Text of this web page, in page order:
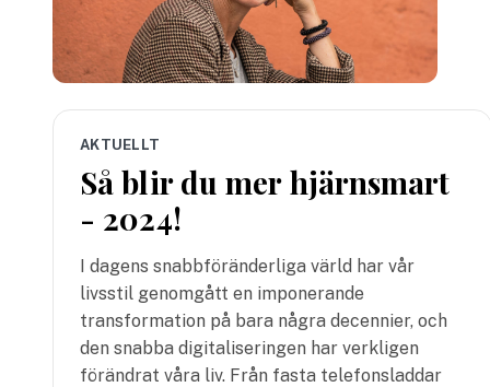
AKTUELLT
Så blir du mer hjärnsmart
- 2024!
I dagens snabbföränderliga värld har vår
livsstil genomgått en imponerande
transformation på bara några decennier, och
den snabba digitaliseringen har verkligen
förändrat våra liv. Från fasta telefonsladdar